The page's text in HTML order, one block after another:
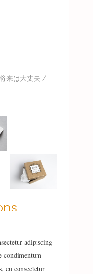
来は大丈夫 /
adipiscing
condimentum
eu consectetur